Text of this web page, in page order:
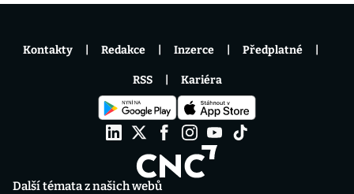
Další témata z našich webů
Kontakty Redakce Inzerce Předplatné
RSS Kariéra